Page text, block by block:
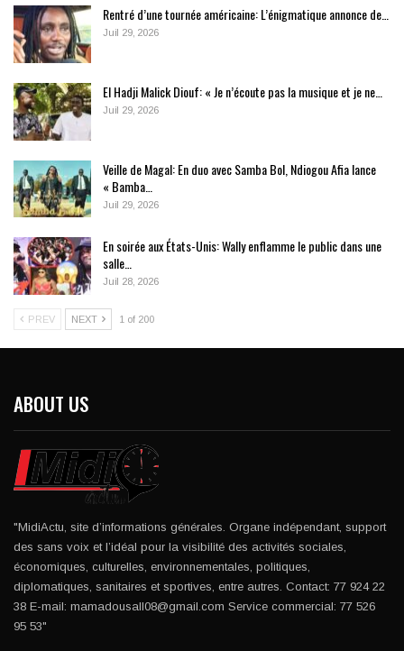
Rentré d’une tournée américaine: L’énigmatique annonce de…
Juil 29, 2026
El Hadji Malick Diouf: « Je n’écoute pas la musique et je ne…
Juil 29, 2026
Veille de Magal: En duo avec Samba Bol, Ndiogou Afia lance
« Bamba…
Juil 29, 2026
En soirée aux États-Unis: Wally enflamme le public dans une
salle…
Juil 28, 2026
PREV NEXT 1 of 200
ABOUT US
"MidiActu, site d’informations générales. Organe indépendant, support
des sans voix et l’idéal pour la visibilité des activités sociales,
économiques, culturelles, environnementales, politiques,
diplomatiques, sanitaires et sportives, entre autres. Contact: 77 924 22
38 E-mail: mamadousall08@gmail.com Service commercial: 77 526
95 53"